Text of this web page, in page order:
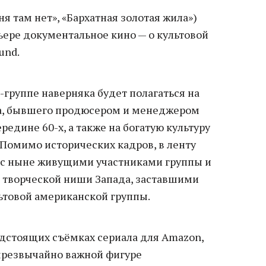
там нет», «Бархатная золотая жила»)
документальное кино — о культовой
наверняка будет полагаться на
бывшего продюсером и менеджером
60-х, а также на богатую культуру
исторических кадров, в ленту
ныне живущими участниками группы и
ниши Запада, заставшими
американской группы.
съёмках сериала для Amazon,
важной фигуре